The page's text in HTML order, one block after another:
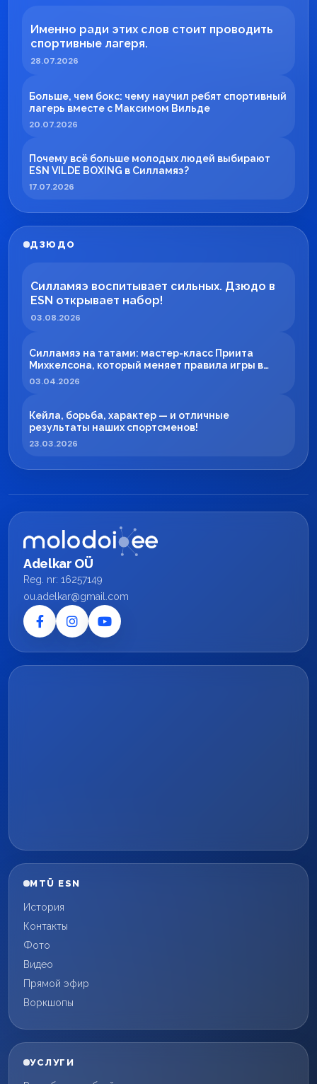
Именно ради этих слов стоит проводить
спортивные лагеря.
28.07.2026
Больше, чем бокс: чему научил ребят спортивный
лагерь вместе с Максимом Вильде
20.07.2026
Почему всё больше молодых людей выбирают
ESN VILDE BOXING в Силламяэ?
17.07.2026
ДЗЮДО
Силламяэ воспитывает сильных. Дзюдо в
ESN открывает набор!
03.08.2026
Силламяэ на татами: мастер-класс Приита
Михкелсона, который меняет правила игры в
регионе
03.04.2026
Кейла, борьба, характер — и отличные
результаты наших спортсменов!
23.03.2026
Adelkar OÜ
Reg. nr: 16257149
ou.adelkar@gmail.com
MTÜ ESN
История
Контакты
Фото
Видео
Прямой эфир
Воркшопы
УСЛУГИ